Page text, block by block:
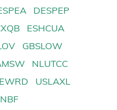
DESPEP
ESHCUA
GBSLOW
NLUTCC
USLAXL